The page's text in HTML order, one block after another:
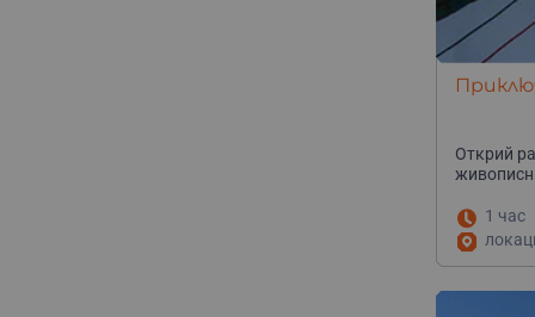
Открий
1 час